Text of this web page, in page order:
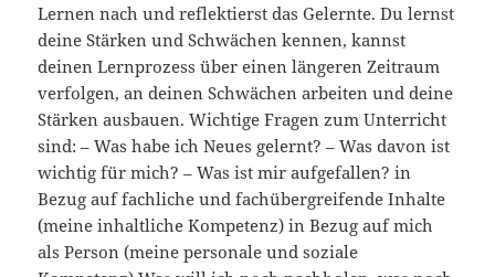
Lernen nach und reflektierst das Gelernte. Du lernst
deine Stärken und Schwächen kennen, kannst
deinen Lernprozess über einen längeren Zeitraum
verfolgen, an deinen Schwächen arbeiten und deine
Stärken ausbauen. Wichtige Fragen zum Unterricht
sind: – Was habe ich Neues gelernt? – Was davon ist
wichtig für mich? – Was ist mir aufgefallen? in
Bezug auf fachliche und fachübergreifende Inhalte
(meine inhaltliche Kompetenz) in Bezug auf mich
als Person (meine personale und soziale